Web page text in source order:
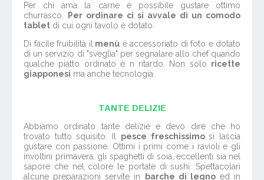
Per chi ama la carne è possibile gustare ottimo
churrasco.
Per ordinare ci si avvale di un comodo
tablet di cui ogni tavolo è dotato.
Di facile fruibilità ilmenù è accessoriato di foto e dotato
di un servizio di "sveglia" per segnalare allo chef quando
qualche piatto ordinato è n ritardo. Non solo ricette
giapponesi ma anche tecnologia.
TANTE DELIZIE
Abbiamo ordinato tante delizie e devo dire che ho
trovato tutto squisito. Il pesce freschissimosi lascia
gustare con passione. Ottimi i primi come i ravioli e gli
involtini primavera, gli spaghetti di soia, eccellenti sia nel
sapore che nel colore le portate di sushi. Spettacolari
alcune preparazioni servite in
barche di legnoed in